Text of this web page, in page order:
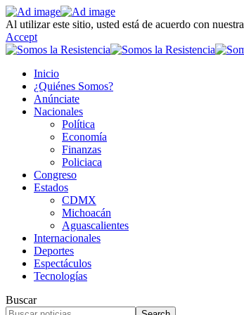
Al utilizar este sitio, usted está de acuerdo con nuestra
Accept
Inicio
¿Quiénes Somos?
Anúnciate
Nacionales
Política
Economía
Finanzas
Policiaca
Congreso
Estados
CDMX
Michoacán
Aguascalientes
Internacionales
Deportes
Espectáculos
Tecnologías
Buscar